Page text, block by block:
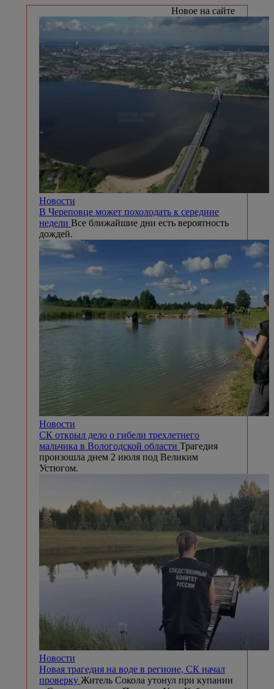
Новое на сайте
Новости
В Череповце может похолодать к середине
недели Все ближайшие дни есть вероятность
дождей.
Новости
СК открыл дело о гибели трехлетнего
мальчика в Вологодской области Трагедия
произошла днем 2 июля под Великим
Устюгом.
Новости
Новая трагедия на воде в регионе, СК начал
проверку Житель Сокола утонул при купании